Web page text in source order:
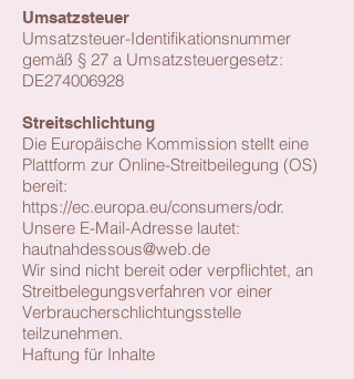
Umsatzsteuer
Umsatzsteuer-Identifikationsnummer
gemäß § 27 a Umsatzsteuergesetz:
DE274006928
Streitschlichtung
Die Europäische Kommission stellt eine
Plattform zur Online-Streitbeilegung (OS)
bereit:
https://ec.europa.eu/consumers/odr.
Unsere E-Mail-Adresse lautet:
hautnahdessous@web.de
Wir sind nicht bereit oder verpflichtet, an
Streitbelegungsverfahren vor einer
Verbraucherschlichtungsstelle
teilzunehmen.
Haftung für Inhalte